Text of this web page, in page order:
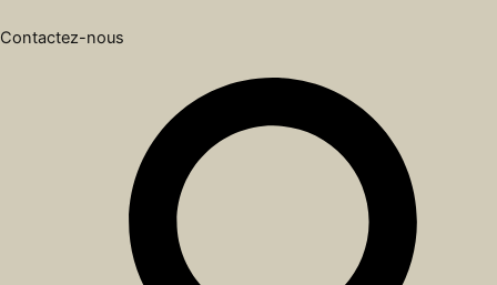
Contactez-nous